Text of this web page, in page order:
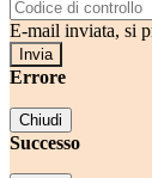
E-mail inviata, si
Errore
Chiudi
Successo